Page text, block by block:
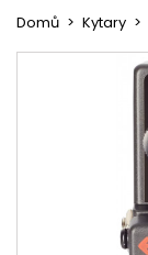
Domů Kytary